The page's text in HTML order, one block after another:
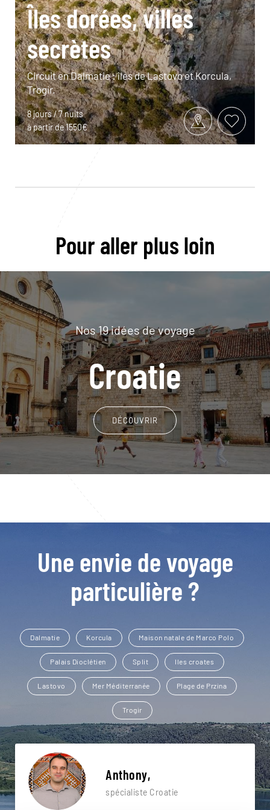
Îles dorées, villes
secrètes
Circuit en Dalmatie : îles de Lastovo et Korcula,
Trogir.
8 jours / 7 nuits
à partir de 1550€
Pour aller plus loin
Nos 19 idées de voyage
Croatie
DÉCOUVRIR
Une envie de voyage
particulière ?
Dalmatie Korcula Maison natale de Marco Polo
Palais Dioclétien Split Iles croates
Lastovo Mer Méditerranée Plage de Przina
Trogir
Anthony,
spécialiste Croatie